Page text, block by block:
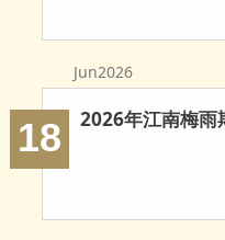
三门白蚁防治
天台白蚁防治
Jun2026
18